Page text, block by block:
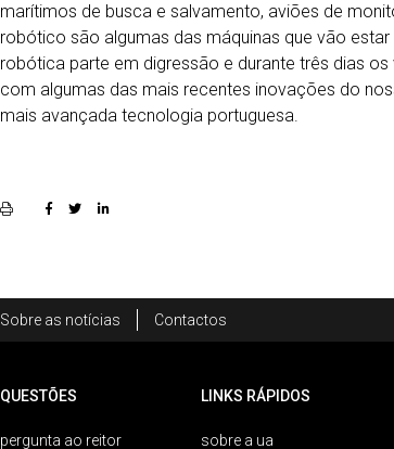
marítimos de busca e salvamento, aviões de
robótico são algumas das máquinas que vão
robótica parte em digressão e durante três dias
com algumas das mais recentes inovações do
mais avançada tecnologia portuguesa.
Sobre as notícias Contactos
QUESTÕES
pergunta ao reitor
LINKS RÁPIDOS
sobre a ua